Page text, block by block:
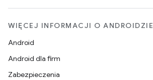
WIĘCEJ INFORMACJI O ANDROIDZIE
Android
Android dla firm
Zabezpieczenia